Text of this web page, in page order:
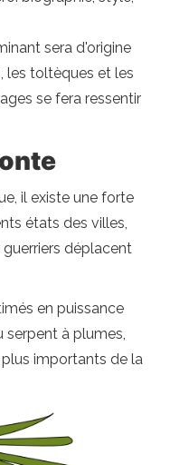
sera d'origine
les toltèques et les
se fera ressentir
il existe une forte
états des villes,
déplacent
en puissance
à plumes,
importants de la